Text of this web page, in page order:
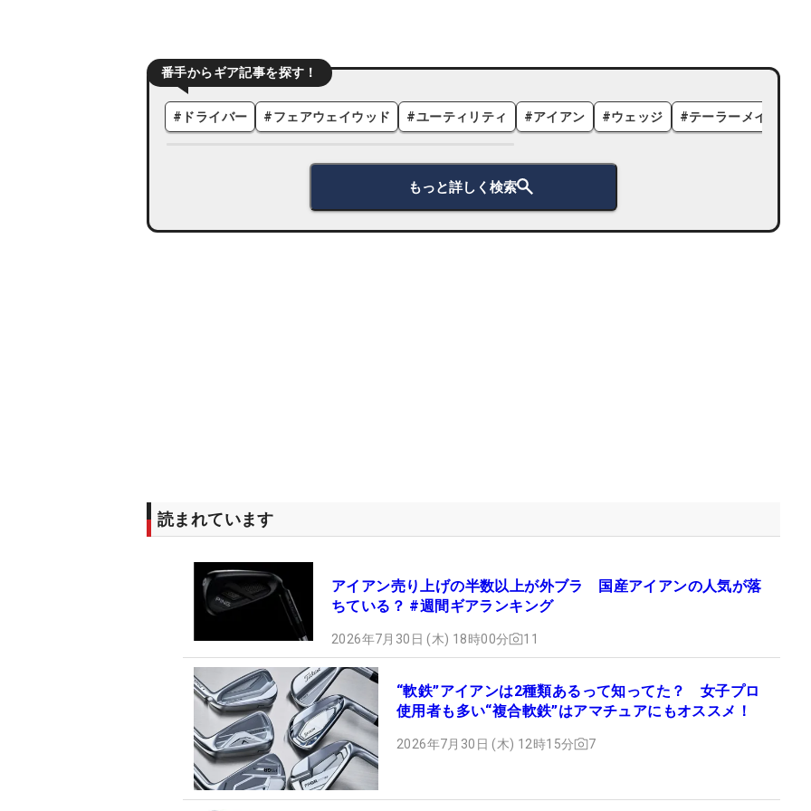
番手からギア記事を探す！
# ドライバー #フェアウェイウッド #ユーティリティ #アイアン #ウェッジ #テーラーメイド
もっと詳しく検索
読まれています
アイアン売り上げの半数以上が外ブラ 国産アイアンの人気が落
ちている？ #週間ギアランキング
2026年7月30日 (木) 18時00分 11
“軟鉄”アイアンは2種類あるって知ってた？ 女子プロ
使用者も多い“複合軟鉄”はアマチュアにもオススメ！
2026年7月30日 (木) 12時15分 7